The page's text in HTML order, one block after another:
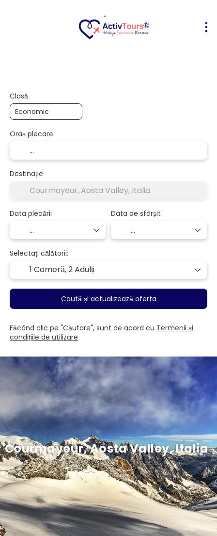
Courmayeur, Aosta Valley, Italia
Clasă
Oraș plecare
Destinație
Data plecării Data de sfârșit
Selectați călătorii:
1 Cameră,2 Adulți
Caută și actualizează oferta
Făcând clic pe "Căutare", sunt de acord cu Termenii și
condițiile de utilizare